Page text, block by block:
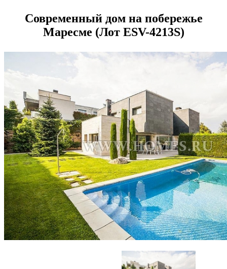
Современный дом на побережье
Маресме (Лот ESV-4213S)